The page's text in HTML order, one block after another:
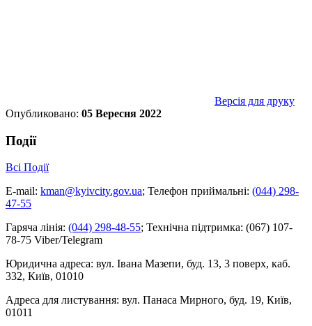
Версія для друку
Опубликовано: 05 Вересня 2022
Події
Всі Події
E-mail: kman@kyivcity.gov.ua; Телефон приймальні: (044) 298-
47-55
Гаряча лінія: (044) 298-48-55; Технічна підтримка: (067) 107-
78-75 Viber/Telegram
Юридична адреса: вул. Івана Мазепи, буд. 13, 3 поверх, каб.
332, Київ, 01010
Адреса для листування: вул. Панаса Мирного, буд. 19, Київ,
01011